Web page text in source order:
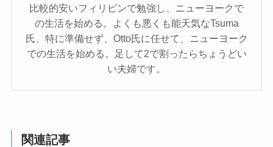
比較的安いフィリピンで勉強し、ニューヨークで
の生活を始める。よくも悪くも能天気なTsuma
氏、特に準備せず、Otto氏に任せて、ニューヨーク
での生活を始める。足して2で割ったらちょうどい
い夫婦です。
関連記事